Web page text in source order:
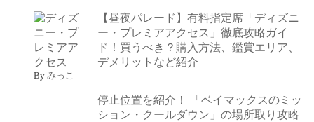
【昼夜パレード】有料指定席「ディズニ
ー・プレミアアクセス」徹底攻略ガイ
ド！買うべき？購入方法、鑑賞エリア、
デメリットなど紹介
By みっこ
停止位置を紹介！ 「ベイマックスのミッ
ション・クールダウン」の場所取り攻略